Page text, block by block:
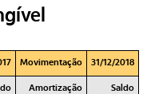
Movimentação 31/12/2018
Amortização Saldo